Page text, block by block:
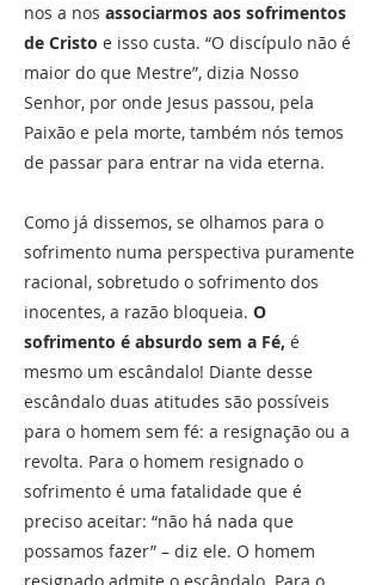
nos a nos associarmos aos sofrimentos
de Cristo e isso custa. “O discípulo não é
maior do que Mestre”, dizia Nosso
Senhor, por onde Jesus passou, pela
Paixão e pela morte, também nós temos
de passar para entrar na vida eterna.
Como já dissemos, se olhamos para o
sofrimento numa perspectiva puramente
racional, sobretudo o sofrimento dos
inocentes, a razão bloqueia. O
sofrimento é absurdo sem a Fé, é
mesmo um escândalo! Diante desse
escândalo duas atitudes são possíveis
para o homem sem fé: a resignação ou a
revolta. Para o homem resignado o
sofrimento é uma fatalidade que é
preciso aceitar: “não há nada que
possamos fazer” – diz ele. O homem